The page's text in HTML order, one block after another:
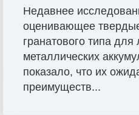
Недавнее
оценивающее
гранатового типа для
металлических
показало, что их
преимуществ...